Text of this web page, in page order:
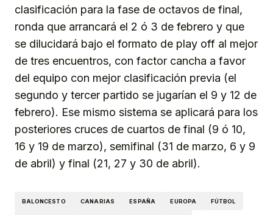
clasificación para la fase de octavos de final,
ronda que arrancará el 2 ó 3 de febrero y que
se dilucidará bajo el formato de play off al mejor
de tres encuentros, con factor cancha a favor
del equipo con mejor clasificación previa (el
segundo y tercer partido se jugarían el 9 y 12 de
febrero). Ese mismo sistema se aplicará para los
posteriores cruces de cuartos de final (9 ó 10,
16 y 19 de marzo), semifinal (31 de marzo, 6 y 9
de abril) y final (21, 27 y 30 de abril).
BALONCESTO CANARIAS ESPAÑA EUROPA FÚTBOL